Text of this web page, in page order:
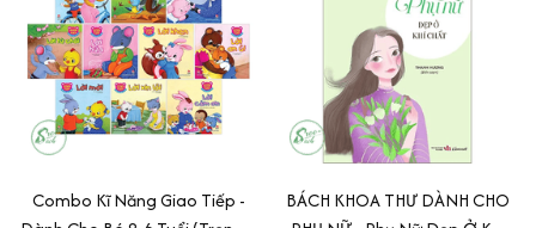
Combo Kĩ Năng Giao Tiếp -
BÁCH KHOA THƯ DÀNH CHO